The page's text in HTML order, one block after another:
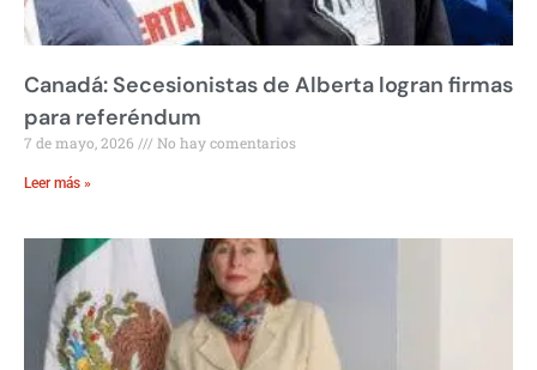
Canadá: Secesionistas de Alberta logran firmas
para referéndum
7 de mayo, 2026 No hay comentarios
Leer más »